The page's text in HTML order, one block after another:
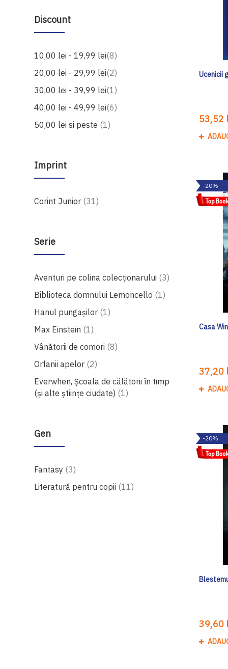
Discount
10,00 lei -19,99 lei 8produse
20,00 lei - 29,99 lei 2produse
30,00 lei - 39,99 lei 1produs
40,00 lei -49,99 lei 6produse
50,00 lei si peste 1produs
Imprint
Corint Junior 31produse
Serie
Aventuri pe colina colecționarului 3produse
Biblioteca domnului Lemoncello 1produs
Hanul pungașilor 1produs
Max Einstein 1produs
Vânătorii de comori 8produse
Orfanii apelor 2produse
Everwhen, Școala de călătorii în timp
(și alte științe ciudate) 1produs
Gen
Fantasy 3produse
Literatură pentru copii 11produse
Ucenicii
53,52
-20%
Casa
37,20
-20%
39,60